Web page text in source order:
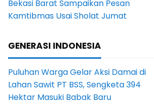
Bekasi Barat Sampaikan Pesan
Kamtibmas Usai Sholat Jumat
GENERASI INDONESIA
Puluhan Warga Gelar Aksi Damai di
Lahan Sawit PT BSS, Sengketa 394
Hektar Masuki Babak Baru